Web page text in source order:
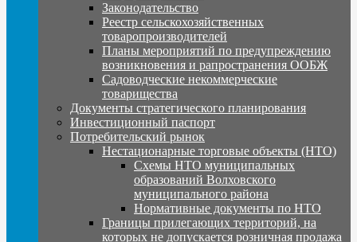
Законодательство
Реестр сельскохозяйственных
товаропроизводителей
Планы мероприятий по предупреждению
возникновения и рапространения ООБЖ
Садоводческие некоммерческие
товарищества
Документы стратегического планирования
Инвестиционный паспорт
Потребительский рынок
Нестационарные торговые объекты (НТО)
Схемы НТО муниципальных
образований Волховского
муниципального района
Нормативные документы по НТО
Границы прилегающих территорий, на
которых не допускается розничная продажа